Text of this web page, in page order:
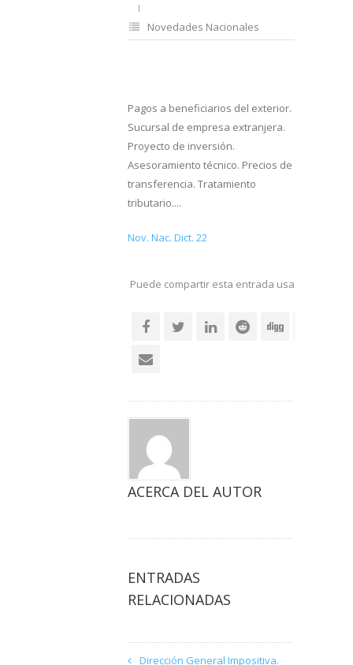
Novedades Nacionales
Pagos a beneficiarios del exterior.
Sucursal de empresa extranjera.
Proyecto de inversión.
Asesoramiento técnico. Precios de
transferencia. Tratamiento
tributario....
Nov. Nac. Dict. 22
Puede compartir esta entrada usando sus
ACERCA DEL AUTOR
ENTRADAS
RELACIONADAS
Dirección General Impositiva.